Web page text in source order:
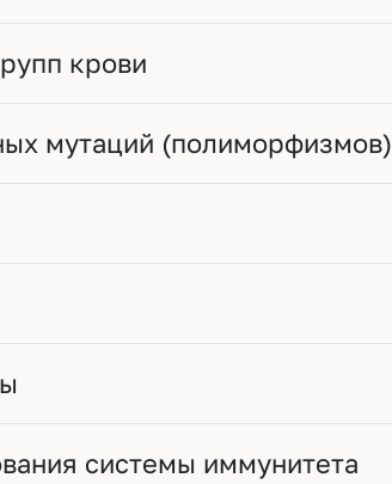
крови
мутаций (полиморфизмов)
системы иммунитета